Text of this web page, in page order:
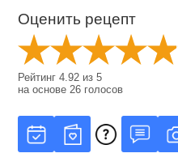
Оценить рецепт
Рейтинг4.92 из5
на основе 26 голосов